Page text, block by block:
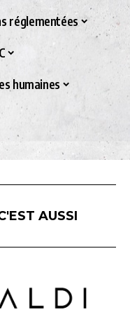
réglementées
humaines
AUSSI